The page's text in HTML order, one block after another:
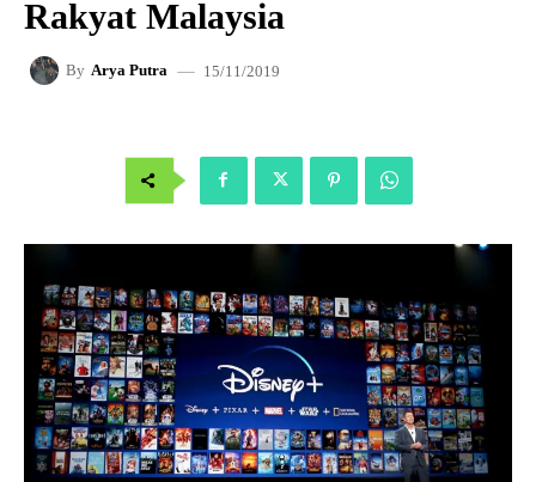
Rakyat Malaysia
By Arya Putra 15/11/2019